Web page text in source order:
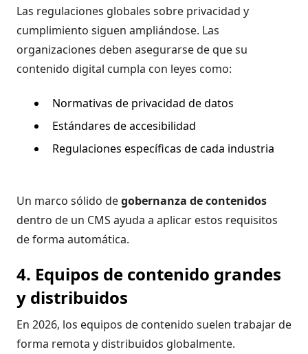
Las regulaciones globales sobre privacidad y
cumplimiento siguen ampliándose. Las
organizaciones deben asegurarse de que su
contenido digital cumpla con leyes como:
Normativas de privacidad de datos
Estándares de accesibilidad
Regulaciones específicas de cada industria
Un marco sólido degobernanza de contenidos
dentro de un CMS ayuda a aplicar estos requisitos
de forma automática.
4. Equipos de contenido grandes
y distribuidos
En 2026, los equipos de contenido suelen trabajar de
forma remota y distribuidos globalmente.